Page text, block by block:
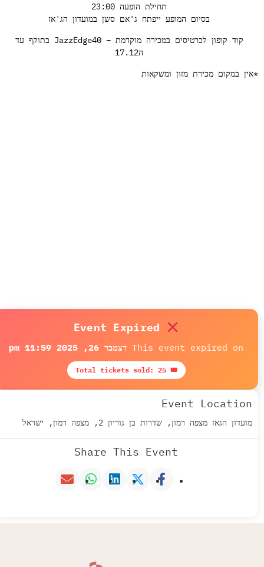
תחילת הופעה 23:00
בסיום המופע ייפתח ג'אם סשן במועדון הג'אז
קוד קופון לכרטיסים במכירה מוקדמת – JazzEdge40 בתוקף עד
במקום מכירת מזון ומשקאות
Event Expired
This event expired on דצמבר 26, 2025 11:59 pm
🎟 Total tickets sold: 25
Event Location
מועדון הגאז מצפה רמון, שדרות בן גוריון 2, מצפה רמון, ישראל
Share This Event